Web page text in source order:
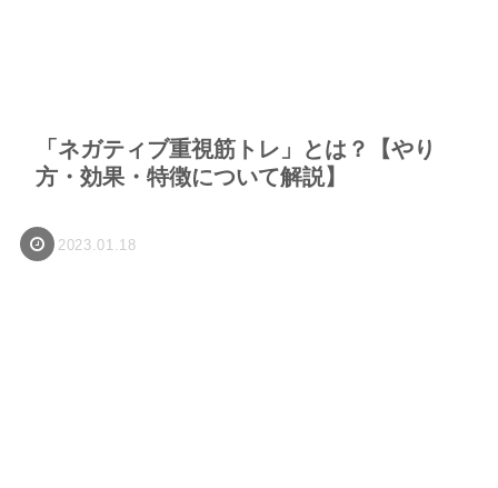
「ネガティブ重視筋トレ」とは？【やり
方・効果・特徴について解説】
2023.01.18